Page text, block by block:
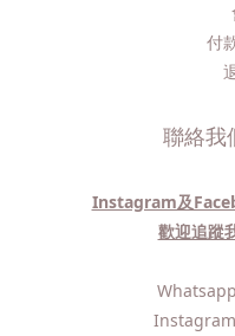
付
聯絡我
Instagram及
歡迎追蹤
Whatsapp
Instagram